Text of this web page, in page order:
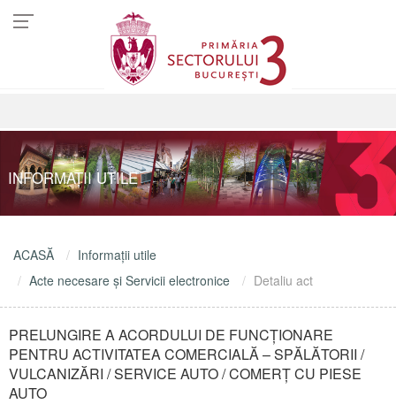
INFORMAŢII UTILE
ACASĂ
Informaţii utile
Acte necesare şi Servicii electronice
Detaliu act
PRELUNGIRE A ACORDULUI DE FUNCŢIONARE
PENTRU ACTIVITATEA COMERCIALĂ – SPĂLĂTORII /
VULCANIZĂRI / SERVICE AUTO / COMERŢ CU PIESE
AUTO